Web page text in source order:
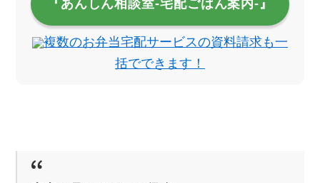
『あんしん相談室‐宅配ごはん案内‐』
複数のお弁当宅配サービスの資料請求も一
括でできます！